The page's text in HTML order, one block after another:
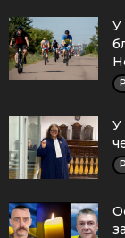
У
У